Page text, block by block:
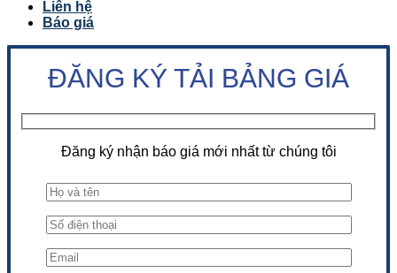
Liên hệ
Báo giá
ĐĂNG KÝ TẢI BẢNG GIÁ
Đăng ký nhận báo giá mới nhất từ chúng tôi